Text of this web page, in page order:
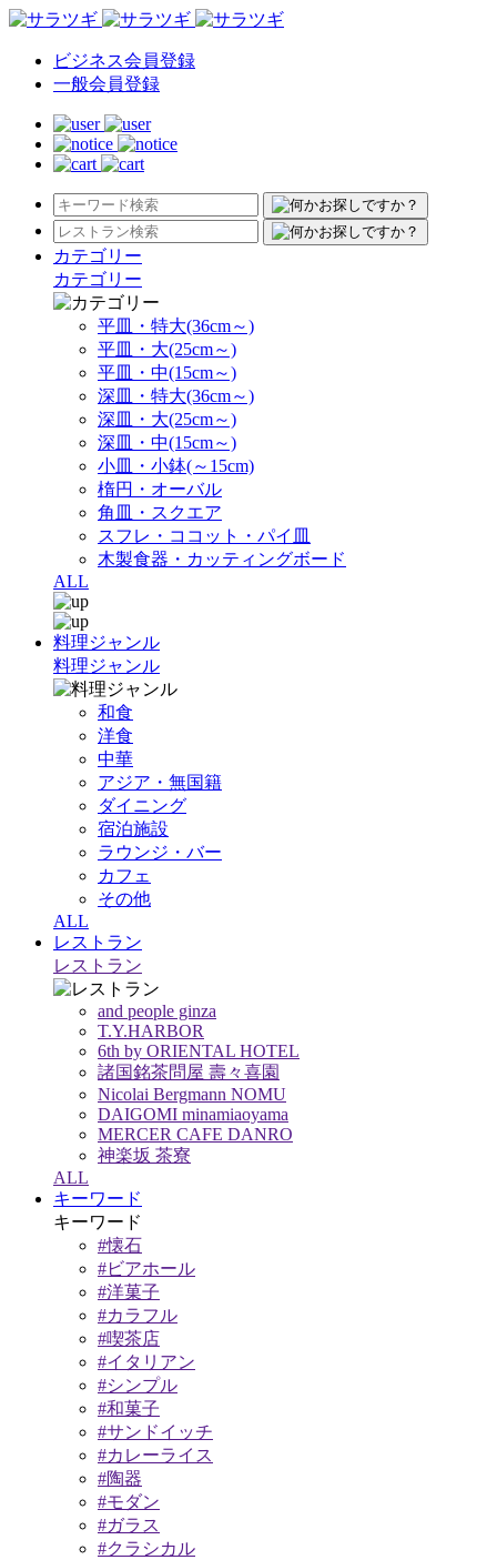
ビジネス会員登録
一般会員登録
カテゴリー
カテゴリー
平皿・特大(36cm～)
平皿・大(25cm～)
平皿・中(15cm～)
深皿・特大(36cm～)
深皿・大(25cm～)
深皿・中(15cm～)
小皿・小鉢(～15cm)
楕円・オーバル
角皿・スクエア
スフレ・ココット・パイ皿
木製食器・カッティングボード
ALL
料理ジャンル
料理ジャンル
和食
洋食
中華
アジア・無国籍
ダイニング
宿泊施設
ラウンジ・バー
カフェ
その他
ALL
レストラン
レストラン
and people ginza
T.Y.HARBOR
6th by ORIENTAL HOTEL
諸国銘茶問屋 壽々喜園
Nicolai Bergmann NOMU
DAIGOMI minamiaoyama
MERCER CAFE DANRO
神楽坂 茶寮
ALL
キーワード
キーワード
#懐石
#ビアホール
#洋菓子
#カラフル
#喫茶店
#イタリアン
#シンプル
#和菓子
#サンドイッチ
#カレーライス
#陶器
#モダン
#ガラス
#クラシカル